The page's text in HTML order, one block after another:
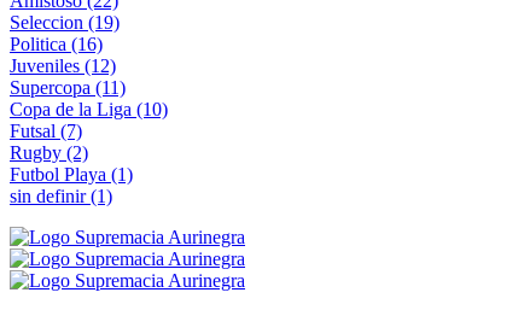
Seleccion (19)
Politica (16)
Juveniles (12)
Supercopa (11)
Copa de la Liga (10)
Futsal (7)
Rugby (2)
Futbol Playa (1)
sin definir(1)